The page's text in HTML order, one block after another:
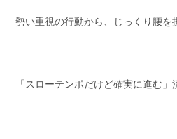
勢い重視の行動から、じっくり腰を
「スローテンポだけど確実に進む」